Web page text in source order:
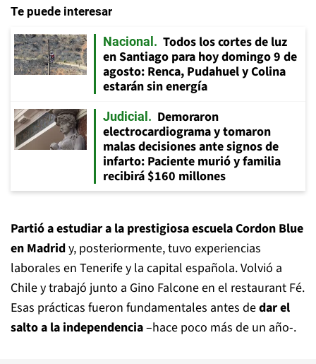
Te puede interesar
Nacional
Todos los cortes de luz
en Santiago para hoy domingo 9 de
agosto: Renca, Pudahuel y Colina
estarán sin energía
Judicial
Demoraron
electrocardiograma y tomaron
malas decisiones ante signos de
infarto: Paciente murió y familia
recibirá $160 millones
Partió a estudiar a la prestigiosa escuela Cordon Blue
en Madridy, posteriormente, tuvo experiencias
laborales en Tenerife y la capital española. Volvió a
Chile y trabajó junto a Gino Falcone en el restaurant Fé.
Esas prácticas fueron fundamentales antes dedar el
salto a la independencia–hace poco más de un año-.